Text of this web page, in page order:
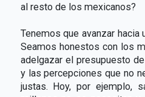
al resto de los mexicanos?
Tenemos que avanzar hacia
Seamos honestos con los
adelgazar el presupuesto
y las percepciones que no
justas. Hoy, por ejemplo,